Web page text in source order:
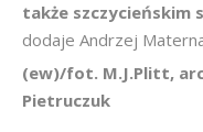
także szczycieńskim
dodaje Andrzej
(ew)/fot. M.J.Plitt,
Pietruczuk